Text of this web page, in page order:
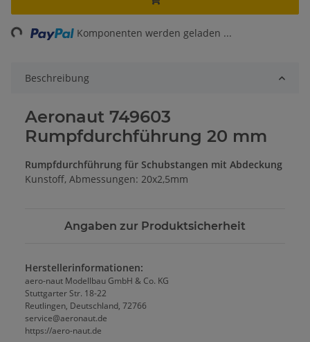
Komponenten werden geladen ...
Beschreibung
Aeronaut 749603
Rumpfdurchführung 20 mm
Rumpfdurchführung für Schubstangen mit Abdeckung
Kunstoff, Abmessungen: 20x2,5mm
Angaben zur Produktsicherheit
Herstellerinformationen:
aero-naut Modellbau GmbH & Co. KG
Stuttgarter Str. 18-22
Reutlingen, Deutschland, 72766
service@aeronaut.de
https://aero-naut.de